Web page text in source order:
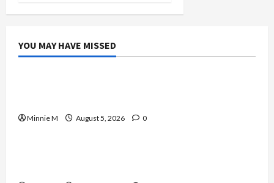
YOU MAY HAVE MISSED
Celebrities
Minnie M August 5, 2026 0
Celebrities